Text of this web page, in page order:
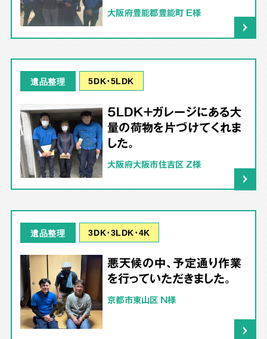
大阪府豊能郡豊能町 E様
遺品整理 5DK･5LDK
5LDK＋ガレージにある大
量の荷物を片づけてくれま
した。
大阪府大阪市住吉区 Z様
遺品整理 3DK･3LDK･4K
悪天候の中、予定通り作業
を行っていただきました。
京都市東山区 N様